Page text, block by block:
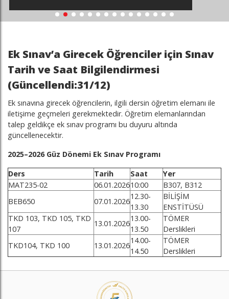
Ek Sınav’a Girecek Öğrenciler için Sınav
Tarih ve Saat Bilgilendirmesi
(Güncellendi:31/12)
Ek sınavına girecek öğrencilerin, ilgili dersin öğretim elemanı ile
iletişime geçmeleri gerekmektedir. Öğretim elemanlarından
talep geldikçe ek sınav programı bu duyuru altında
güncellenecektir.
2025–2026 Güz Dönemi Ek Sınav Programı
Ders
Tarih Saat
Yer
MAT235-02
06.01.202610:00
B307, B312
BEB650
07.01.2026
12.30-
13.30
BİLİŞİM
ENSTİTÜSÜ
TKD 103, TKD 105, TKD
107
13.01.2026
13.00-
13.50
TÖMER
Derslikleri
TKD104, TKD 100
13.01.2026
14.00-
14.50
TÖMER
Derslikleri